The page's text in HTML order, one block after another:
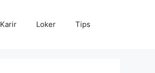
Karir Loker Tips